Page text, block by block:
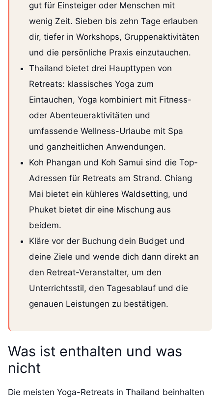
gut für Einsteiger oder Menschen mit
wenig Zeit. Sieben bis zehn Tage erlauben
dir, tiefer in Workshops, Gruppenaktivitäten
und die persönliche Praxis einzutauchen.
Thailand bietet drei Haupttypen von
Retreats: klassisches Yoga zum
Eintauchen, Yoga kombiniert mit Fitness-
oder Abenteueraktivitäten und
umfassende Wellness-Urlaube mit Spa
und ganzheitlichen Anwendungen.
Koh Phangan und Koh Samui sind die Top-
Adressen für Retreats am Strand. Chiang
Mai bietet ein kühleres Waldsetting, und
Phuket bietet dir eine Mischung aus
beidem.
Kläre vor der Buchung dein Budget und
deine Ziele und wende dich dann direkt an
den Retreat-Veranstalter, um den
Unterrichtsstil, den Tagesablauf und die
genauen Leistungen zu bestätigen.
Was ist enthalten und was
nicht
Die meisten Yoga-Retreats in Thailand beinhalten